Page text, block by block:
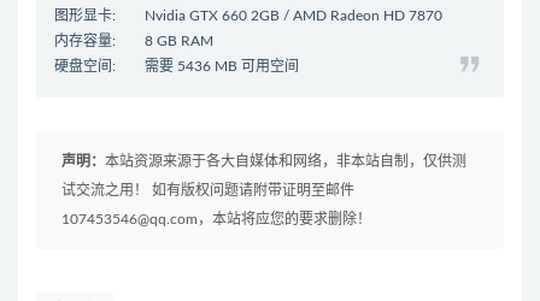
图形显卡: Nvidia GTX 660 2GB / AMD Radeon HD 7870
内存容量: 8 GB RAM
硬盘空间: 需要 5436 MB 可用空间
声明： 本站资源来源于各大自媒体和网络，非本站自制，仅供测
试交流之用！ 如有版权问题请附带证明至邮件
107453546@qq.com，本站将应您的要求删除！